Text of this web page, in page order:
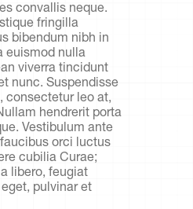
convallis neque.
fringilla
bibendum nibh in
euismod nulla
viverra tincidunt
nunc. Suspendisse
consectetur leo at,
hendrerit porta
Vestibulum ante
orci luctus
cubilia Curae;
libero, feugiat
pulvinar et